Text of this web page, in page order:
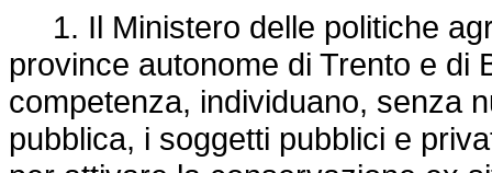
1. Il Ministero delle politiche
province autonome di Trento e di
competenza, individuano, senza
pubblica, i soggetti pubblici e